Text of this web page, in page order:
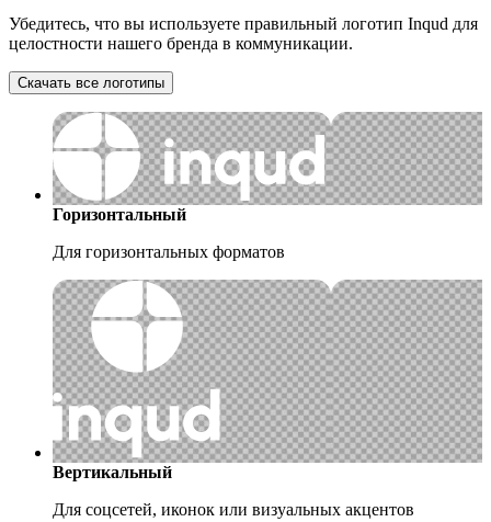
Убедитесь, что вы используете правильный логотип Inqud для
целостности нашего бренда в коммуникации.
Скачать все логотипы
Горизонтальный
Для горизонтальных форматов
Вертикальный
Для соцсетей, иконок или визуальных акцентов